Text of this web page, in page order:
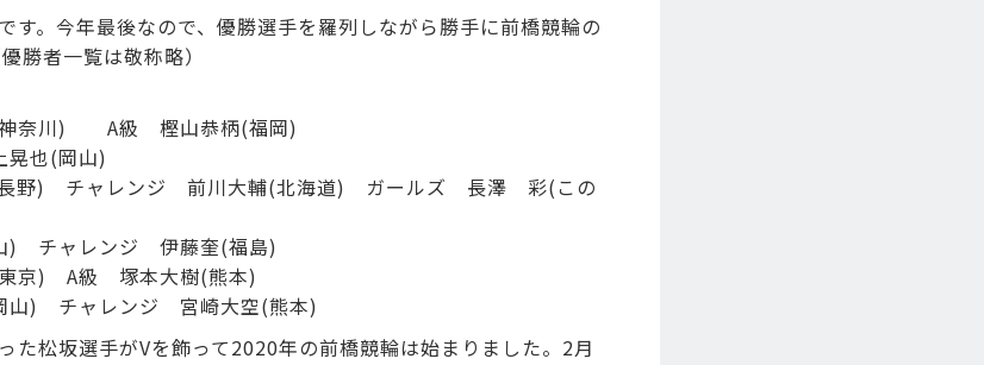
す。今年最後なので、優勝選手を羅列しながら勝手に前橋競輪の
勝者一覧は敬称略）
奈川) A級 樫山恭柄(福岡)
也(岡山)
野) チャレンジ 前川大輔(北海道) ガールズ 長澤 彩(この
チャレンジ 伊藤奎(福島)
京) A級 塚本大樹(熊本)
) チャレンジ 宮崎大空(熊本)
た松坂選手がVを飾って2020年の前橋競輪は始まりました。2月